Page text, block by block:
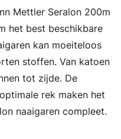
Mettler Seralon 200m
het best beschikbare
kan moeiteloos
stoffen. Van katoen
tot zijde. De
rek maken het
naaigaren compleet.